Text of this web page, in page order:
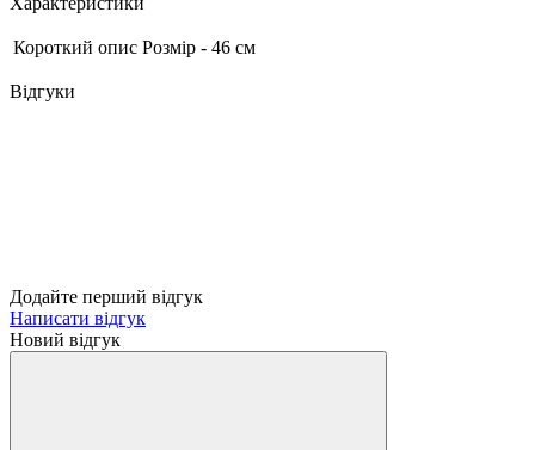
Короткий опис Розмір - 46 см
Відгуки
Додайте перший відгук
Написати відгук
Новий відгук